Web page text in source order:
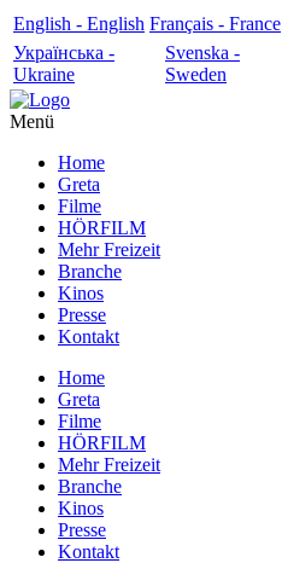
English - English Français - France
Українська -
Ukraine
Svenska -
Sweden
Menü
Home
Greta
Filme
HÖRFILM
Mehr Freizeit
Branche
Kinos
Presse
Kontakt
Home
Greta
Filme
HÖRFILM
Mehr Freizeit
Branche
Kinos
Presse
Kontakt